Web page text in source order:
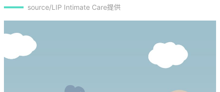
source/LIP Intimate Care提供